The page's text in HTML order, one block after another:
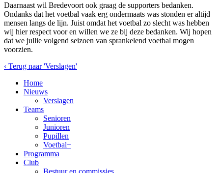
Daarnaast wil Bredevoort ook graag de supporters bedanken.
Ondanks dat het voetbal vaak erg ondermaats was stonden er altijd
mensen langs de lijn. Juist omdat het voetbal zo slecht was hebben
wij hier respect voor en willen we ze bij deze bedanken. Wij hopen
dat we jullie volgend seizoen van sprankelend voetbal mogen
voorzien.
‹ Terug naar 'Verslagen'
Home
Nieuws
Verslagen
Teams
Senioren
Junioren
Pupillen
Voetbal+
Programma
Club
Bestuur en commissies